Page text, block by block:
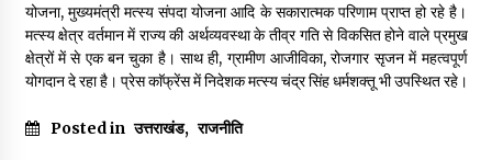
योजना, मुख्यमंत्री मत्स्य संपदा योजना आदि के सकारात्मक परिणाम प्राप्त हो रहे है।
मत्स्य क्षेत्र वर्तमान में राज्य की अर्थव्यवस्था के तीव्र गति से विकसित होने वाले प्रमुख
क्षेत्रों में से एक बन चुका है। साथ ही, ग्रामीण आजीविका, रोजगार सृजन में महत्वपूर्ण
योगदान दे रहा है। प्रेस काॅफ्रेंस में निदेशक मत्स्य चंद्र सिंह धर्मशक्तू भी उपस्थित रहे।
Posted in उत्तराखंड, राजनीति